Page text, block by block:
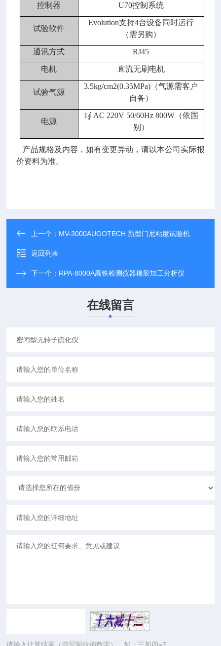
控制器 U70控制系统
试验软件
Evolution支持4台设备同时运行
（需另购）
通讯方式 RJ45
电机 直流无刷电机
试验气源
3.5kg/cm2(0.35MPa)（气源需客户
自备）
电源
1∮ AC 220V 50/60Hz 800W（依国
别）
产品规格及内容，如有变更异动，请以本公司实际报
价资料为准。
上一个： MV-3000AUGOTECH 新型门尼粘度试验机
返回列表
下一个： RPA-8000A高铁检测仪器橡胶加工分析仪
在线留言